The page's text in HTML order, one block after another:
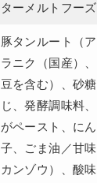
ターメルトフーズ
豚タンルート（
ラニク（国産）
豆を含む）、砂
じ、発酵調味料
がペースト、に
子、ごま油／甘
カンゾウ）、酸